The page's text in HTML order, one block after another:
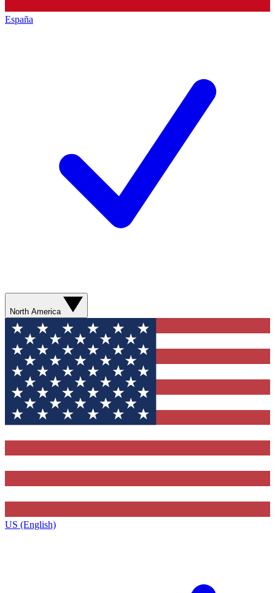
España
North America
US (English)